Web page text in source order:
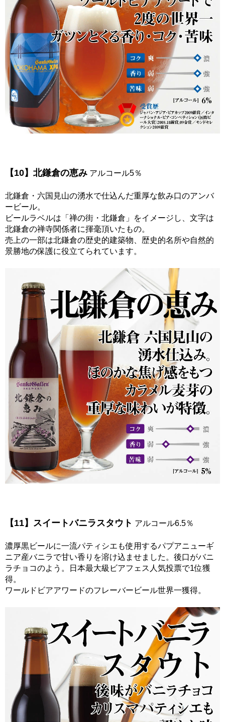
【10】北鎌倉の恵み アルコール5％
北鎌倉・六国見山の湧水で仕込んだ重厚な飲み口のアンバ
ービール。
ビールラベルは「禅の街・北鎌倉」をイメージし、文字は
北鎌倉の禅寺関係者に揮毫頂いたもの。
売上の一部は北鎌倉の歴史的建築物、歴史的名所や自然的
景勝地の保護に役立てられています。
【11】スイートバニラスタウト アルコール6.5％
濃厚黒ビールに一流パティシエも使用するパプアニューギ
ニア産バニラで甘い香りを溶け込ませました。後口がバニ
ラチョコのよう。日本最大級ビアフェス人気投票で1位獲
得。
ワールドビアアワードのフレーバービール世界一獲得。